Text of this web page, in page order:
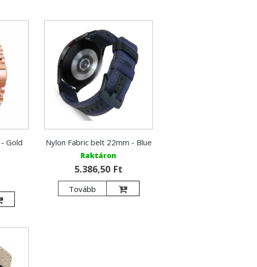
Gold
Nylon Fabric belt 22mm - Blue
Raktáron
5.386,50 Ft
Tovább